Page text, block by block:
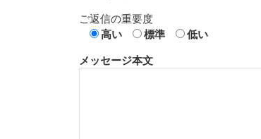
ご返信の重要度
高い
標準 低い
メッセージ本文